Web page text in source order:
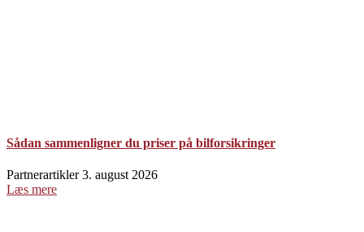
Sådan sammenligner du priser på bilforsikringer
Partnerartikler3. august 2026
Læs mere